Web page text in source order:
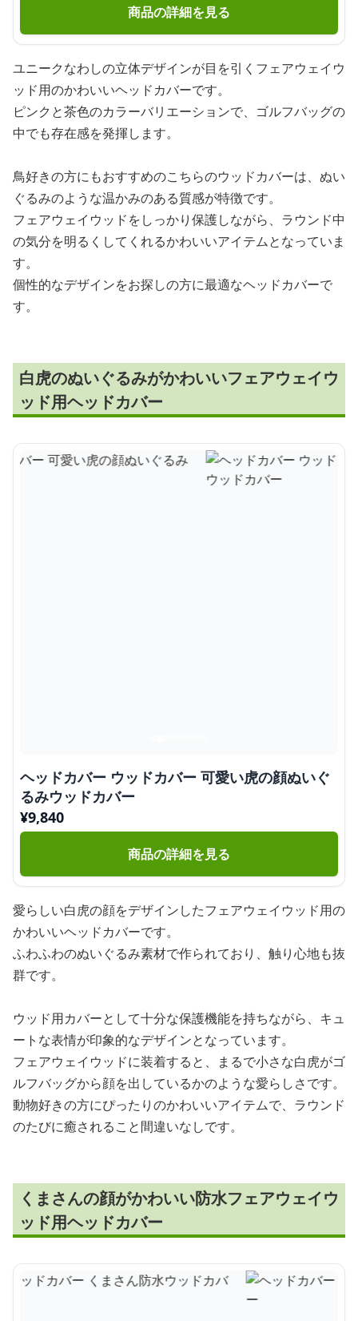
商品の詳細を見る
ユニークなわしの立体デザインが目を引くフェアウェイウ
ッド用のかわいいヘッドカバーです。
ピンクと茶色のカラーバリエーションで、ゴルフバッグの
中でも存在感を発揮します。
鳥好きの方にもおすすめのこちらのウッドカバーは、ぬい
ぐるみのような温かみのある質感が特徴です。
フェアウェイウッドをしっかり保護しながら、ラウンド中
の気分を明るくしてくれるかわいいアイテムとなっていま
す。
個性的なデザインをお探しの方に最適なヘッドカバーで
す。
白虎のぬいぐるみがかわいいフェアウェイウ
ッド用ヘッドカバー
ヘッドカバー ウッドカバー 可愛い虎の顔ぬいぐ
るみウッドカバー
¥9,840
商品の詳細を見る
愛らしい白虎の顔をデザインしたフェアウェイウッド用の
かわいいヘッドカバーです。
ふわふわのぬいぐるみ素材で作られており、触り心地も抜
群です。
ウッド用カバーとして十分な保護機能を持ちながら、キュ
ートな表情が印象的なデザインとなっています。
フェアウェイウッドに装着すると、まるで小さな白虎がゴ
ルフバッグから顔を出しているかのような愛らしさです。
動物好きの方にぴったりのかわいいアイテムで、ラウンド
のたびに癒されること間違いなしです。
くまさんの顔がかわいい防水フェアウェイウ
ッド用ヘッドカバー